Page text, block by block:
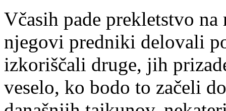
Včasih pade prekletstvo
njegovi predniki delovali
izkoriščali druge, jih
veselo, ko bodo to začeli